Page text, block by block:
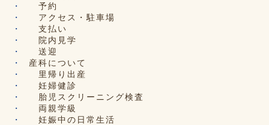
予約
アクセス・駐車場
支払い
院内見学
送迎
産科について
里帰り出産
妊婦健診
胎児スクリーニング検査
両親学級
妊娠中の日常生活